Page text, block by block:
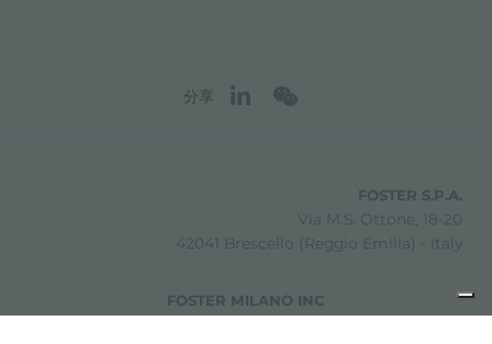
分享
FOSTER S.P.A.
Via M.S. Ottone, 18-20
42041 Brescello (Reggio Emilia) - Italy
FOSTER MILANO INC